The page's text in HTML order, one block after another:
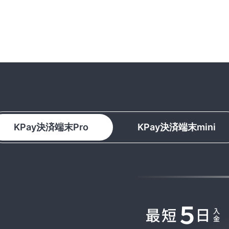
KPay決済端末Pro KPay決済端末mini